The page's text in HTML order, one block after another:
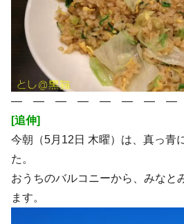
― ― ― ― ― ― ― ―
[追伸]
今朝（5月12日 木曜）は、真っ青
た。
おうちのバルコニーから、みなと
ます。